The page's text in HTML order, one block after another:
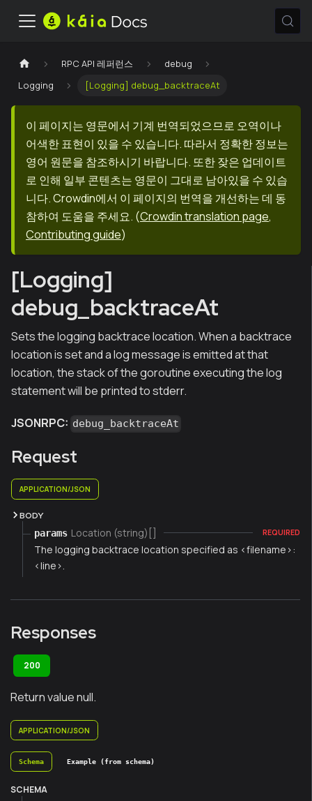
RPC API 레퍼런스
debug
Logging
[Logging] debug_backtraceAt
이 페이지는 영문에서 기계 번역되었으므로 오역이나
어색한 표현이 있을 수 있습니다. 따라서 정확한 정보는
영어 원문을 참조하시기 바랍니다. 또한 잦은 업데이트
로 인해 일부 콘텐츠는 영문이 그대로 남아있을 수 있습
니다. Crowdin에서 이 페이지의 번역을 개선하는 데 동
참하여 도움을 주세요. (Crowdin translation page,
Contributing guide)
[Logging]
debug_backtraceAt
Sets the logging backtrace location. When a backtrace
location is set and a log message is emitted at that
location, the stack of the goroutine executing the log
statement will be printed to stderr.
JSONRPC: debug_backtraceAt
Request
APPLICATION/JSON
BODY
params Location (string)[] REQUIRED
The logging backtrace location specified as <filename>:
<line>.
Responses
200
Return value null.
APPLICATION/JSON
Schema Example (from schema)
SCHEMA